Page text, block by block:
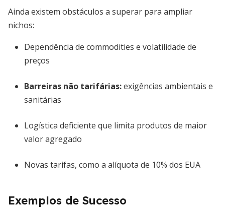
Ainda existem obstáculos a superar para ampliar
nichos:
Dependência de commodities e volatilidade de
preços
Barreiras não tarifárias:exigências ambientais e
sanitárias
Logística deficiente que limita produtos de maior
valor agregado
Novas tarifas, como a alíquota de 10% dos EUA
Exemplos de Sucesso